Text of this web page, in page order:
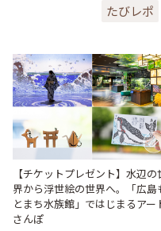
たびレポ
【チケットプレゼント】水辺の
界から浮世絵の世界へ。「広島
とまち水族館」ではじまるアー
さんぽ